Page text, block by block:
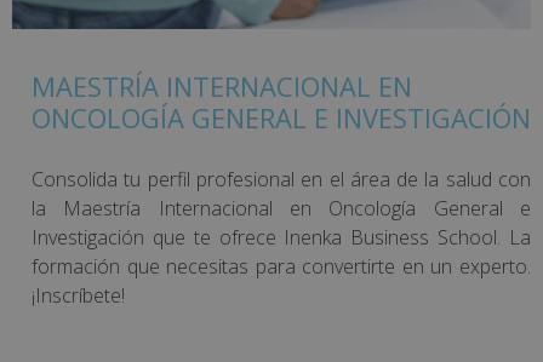
MAESTRÍA INTERNACIONAL EN
ONCOLOGÍA GENERAL E INVESTIGACIÓN
Consolida tu perfil profesional en el área de la salud con
la Maestría Internacional en Oncología General e
Investigación que te ofrece Inenka Business School. La
formación que necesitas para convertirte en un experto.
¡Inscríbete!